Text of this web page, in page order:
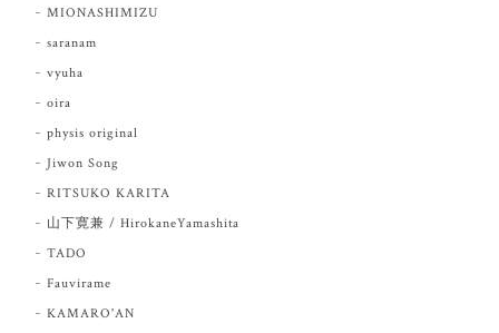
MIONASHIMIZU
saranam
vyuha
oira
physis original
Jiwon Song
RITSUKO KARITA
山下寛兼 / HirokaneYamashita
TADO
Fauvirame
KAMARO'AN